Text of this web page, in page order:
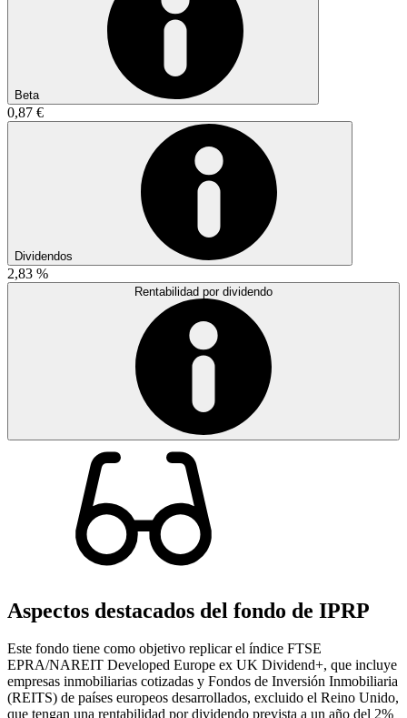
Beta
0,87 €
Dividendos
2,83 %
Rentabilidad por dividendo
Aspectos destacados del fondo de IPRP
Este fondo tiene como objetivo replicar el índice FTSE
EPRA/NAREIT Developed Europe ex UK Dividend+, que incluye
empresas inmobiliarias cotizadas y Fondos de Inversión Inmobiliaria
(REITS) de países europeos desarrollados, excluido el Reino Unido,
que tengan una rentabilidad por dividendo prevista a un año del 2%